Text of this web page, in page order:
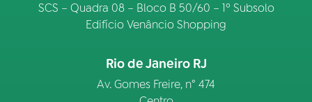
SCS – Quadra 08 – Bloco B 50/60 – 1º Subsolo
Edifício Venâncio Shopping
Rio de Janeiro RJ
Av. Gomes Freire, n° 474